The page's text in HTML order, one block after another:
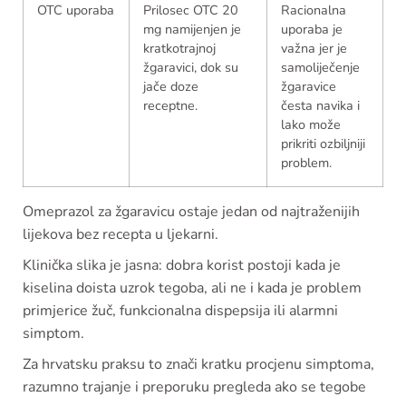
OTC uporaba
Prilosec OTC 20
mg namijenjen je
kratkotrajnoj
žgaravici, dok su
jače doze
receptne.
Racionalna
uporaba je
važna jer je
samoliječenje
žgaravice
česta navika i
lako može
prikriti ozbiljniji
problem.
Omeprazol za žgaravicu ostaje jedan od najtraženijih
lijekova bez recepta u ljekarni.
Klinička slika je jasna: dobra korist postoji kada je
kiselina doista uzrok tegoba, ali ne i kada je problem
primjerice žuč, funkcionalna dispepsija ili alarmni
simptom.
Za hrvatsku praksu to znači kratku procjenu simptoma,
razumno trajanje i preporuku pregleda ako se tegobe